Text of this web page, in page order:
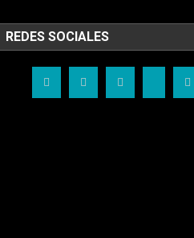
REDES SOCIALES